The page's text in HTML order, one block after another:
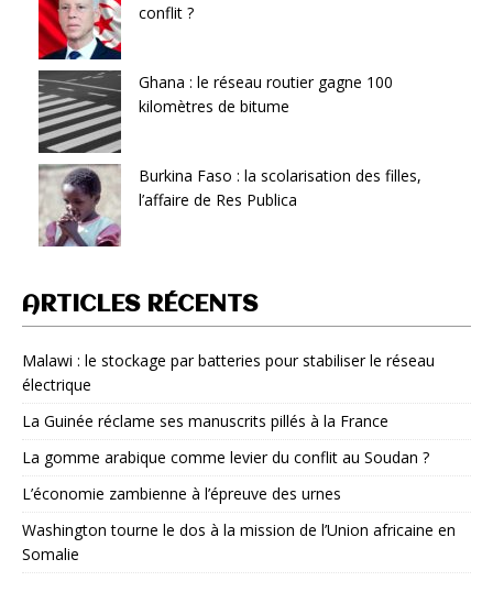
conflit ?
Ghana : le réseau routier gagne 100
kilomètres de bitume
Burkina Faso : la scolarisation des filles,
l’affaire de Res Publica
ARTICLES RÉCENTS
Malawi : le stockage par batteries pour stabiliser le réseau
électrique
La Guinée réclame ses manuscrits pillés à la France
La gomme arabique comme levier du conflit au Soudan ?
L’économie zambienne à l’épreuve des urnes
Washington tourne le dos à la mission de l’Union africaine en
Somalie